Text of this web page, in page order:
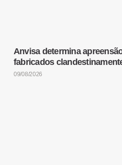
Anvisa determina
fabricados
09/08/2026